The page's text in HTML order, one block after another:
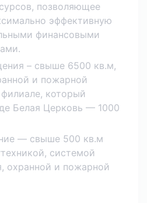
позволяющее
эффективную
финансовыми
– свыше 6500 кв.м,
и пожарной
который
Белая Церковь — 1000
— свыше 500 кв.м
системой
охранной и пожарной